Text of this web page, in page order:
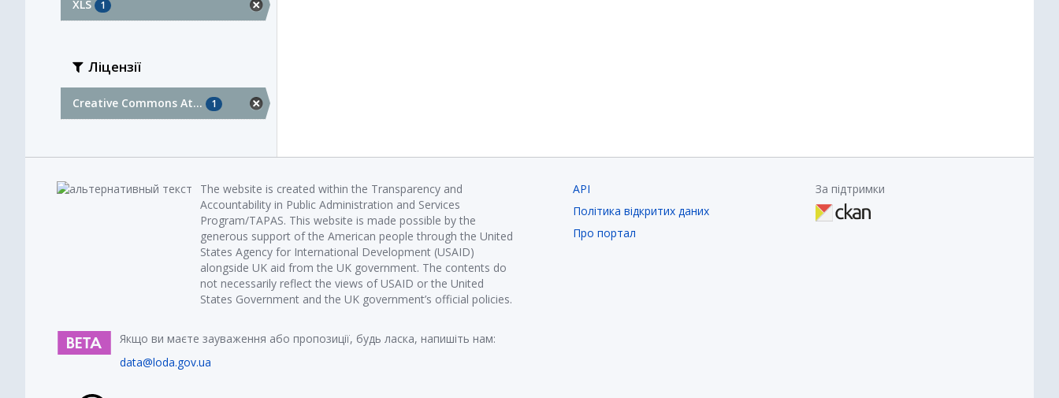
XLS 1
Ліцензії
Creative Commons At... 1
The website is created within the Transparency and
Accountability in Public Administration and Services
Program/TAPAS. This website is made possible by the
generous support of the American people through the United
States Agency for International Development (USAID)
alongside UK aid from the UK government. The contents do
not necessarily reflect the views of USAID or the United
States Government and the UK government’s official policies.
Якщо ви маєте зауваження або пропозиції, будь ласка, напишіть нам:
data@loda.gov.ua
API
Політика відкритих даних
Про портал
За підтримки